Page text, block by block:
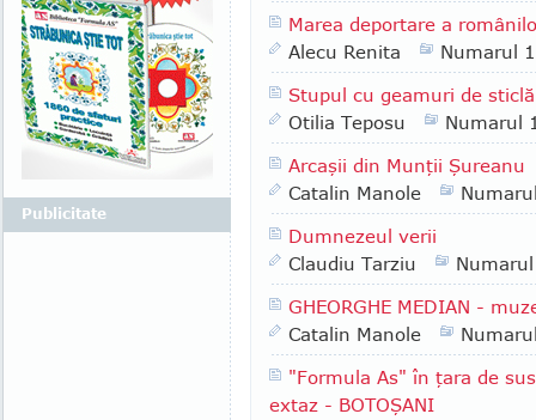
Marea deportare a
Alecu Renita
Numarul
Stupul cu geamuri de sticlă
Otilia Teposu
Numarul
Arcaşii din Munţii Şureanu
Catalin Manole
Dumnezeul verii
Claudiu Tarziu
GHEORGHE MEDIAN -
Catalin Manole
"Formula As" în ţara de
extaz - BOTOŞANI
Publicitate